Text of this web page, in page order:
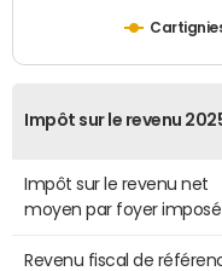
Impôt sur le revenu
Impôt sur le revenu net
moyen par foyer imposé
Revenu fiscal de